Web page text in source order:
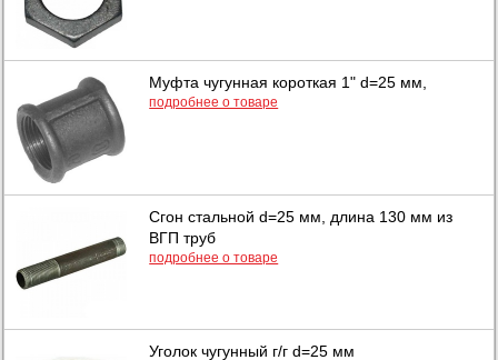
Муфта чугунная короткая 1" d=25 мм,
подробнее о товаре
Сгон стальной d=25 мм, длина 130 мм из
ВГП труб
подробнее о товаре
Уголок чугунный г/г d=25 мм